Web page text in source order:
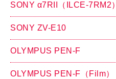
SONY α7RII（ILCE-7RM2）
SONY ZV-E10
OLYMPUS PEN-F
OLYMPUS PEN-F（Film）